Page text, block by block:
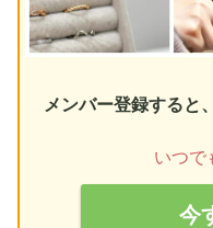
メンバー登録すると
いつで
今